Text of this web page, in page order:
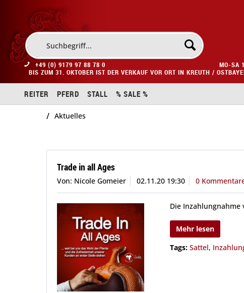
+49 (0) 9179 97 88 78 0
MO-SA
BIS ZUM 31. OKTOBER IST DER VERKAUF VOR ORT IN KREUTH /
REITER PFERD STALL % SALE %
/ Aktuelles
Trade in all Ages
Von: Nicole Gomeier 02.11.20 19:30 0
Die Inzahlungnahme
Mehr lesen
Tags: Sattel,